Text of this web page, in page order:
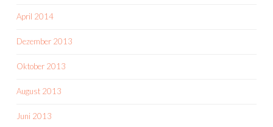
April 2014
Dezember 2013
Oktober 2013
August 2013
Juni 2013